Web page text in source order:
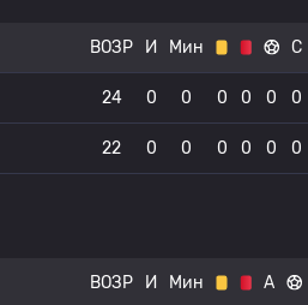
ВОЗР И Мин С
24 0 0 0 0 0 0
22 0 0 0 0 0 0
ВОЗР И Мин А